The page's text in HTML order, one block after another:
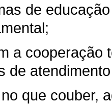
de
a cooperação
de
que couber,